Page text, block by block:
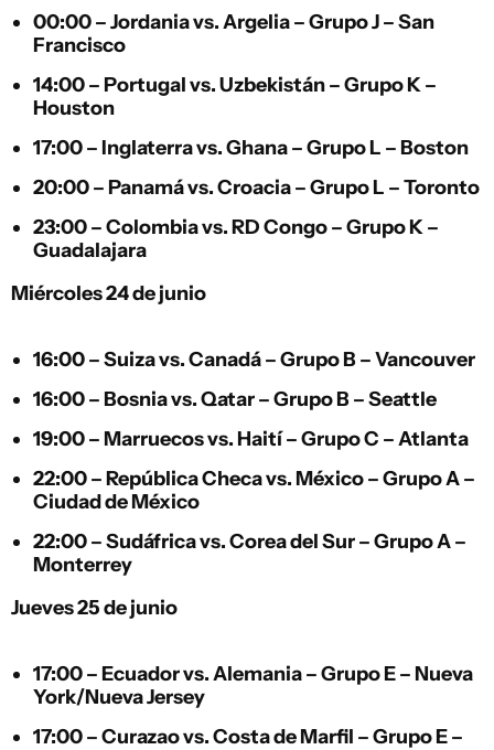
00:00 –Jordaniavs.Argelia– Grupo J – San
Francisco
14:00 – Portugalvs.Uzbekistán– Grupo K –
Houston
17:00 – Inglaterravs.Ghana– Grupo L – Boston
20:00 – Panamávs.Croacia– Grupo L – Toronto
23:00 –Colombiavs.RD Congo– Grupo K –
Guadalajara
Miércoles 24 de junio
16:00 –Suizavs.Canadá– Grupo B – Vancouver
16:00 – Bosniavs.Qatar– Grupo B – Seattle
19:00 – Marruecosvs. Haití– Grupo C – Atlanta
22:00 –República Checavs. México– Grupo A –
Ciudad de México
22:00 –Sudáfricavs.Corea del Sur– Grupo A –
Monterrey
Jueves 25 de junio
17:00 – Ecuadorvs.Alemania– Grupo E – Nueva
York/Nueva Jersey
17:00 –Curazaovs.Costa de Marfil – Grupo E –